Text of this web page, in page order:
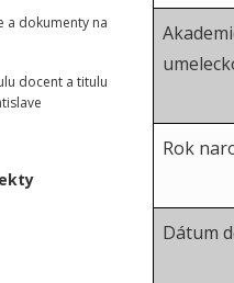
a dokumenty na
docent a titulu
Rok
Dátum